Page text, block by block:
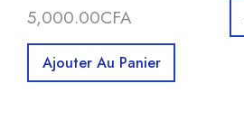
5,000.00CFA
Ajouter Au Panier